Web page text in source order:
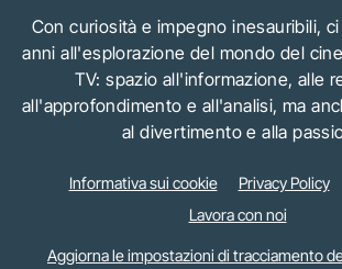
Con curiosità e impegno inesauribili,
anni all'esplorazione del mondo del
TV: spazio all'informazione, alle
all'approfondimento e all'analisi, ma
al divertimento e alla
Informativa sui cookie Privacy Policy
Lavora con noi
Aggiorna le impostazioni di tracciamento